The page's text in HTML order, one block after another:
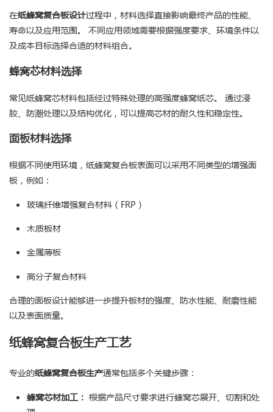
在纸蜂窝复合板设计过程中，材料选择直接影响最终产品的性能、
寿命以及应用范围。 不同应用领域需要根据强度要求、环境条件以
及成本目标选择合适的材料组合。
蜂窝芯材料选择
常见纸蜂窝芯材料包括经过特殊处理的高强度蜂窝纸芯。 通过浸
胶、防潮处理以及结构优化，可以提高芯材的耐久性和稳定性。
面板材料选择
根据不同使用环境，纸蜂窝复合板表面可以采用不同类型的增强面
板，例如：
玻璃纤维增强复合材料（FRP）
木质板材
金属薄板
高分子复合材料
合理的面板设计能够进一步提升板材的强度、防水性能、耐磨性能
以及表面质量。
纸蜂窝复合板生产工艺
专业的纸蜂窝复合板生产通常包括多个关键步骤：
蜂窝芯材加工： 根据产品尺寸要求进行蜂窝芯展开、切割和处